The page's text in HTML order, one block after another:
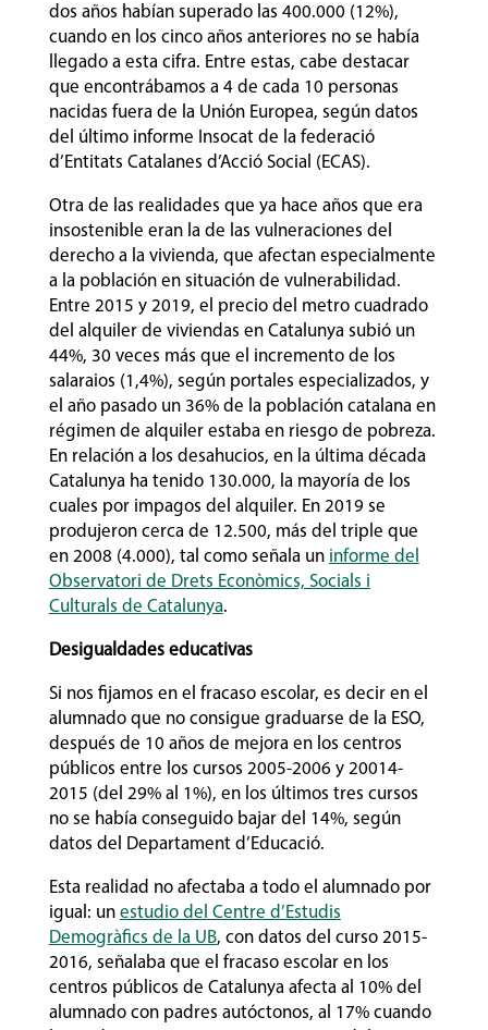
dos años habían superado las 400.000 (12%),
cuando en los cinco años anteriores no se había
llegado a esta cifra. Entre estas, cabe destacar
que encontrábamos a 4 de cada 10 personas
nacidas fuera de la Unión Europea, según datos
del último informe Insocat de la federació
d’Entitats Catalanes d’Acció Social (ECAS).
Otra de las realidades que ya hace años que era
insostenible eran la de las vulneraciones del
derecho a la vivienda, que afectan especialmente
a la población en situación de vulnerabilidad.
Entre 2015 y 2019, el precio del metro cuadrado
del alquiler de viviendas en Catalunya subió un
44%, 30 veces más que el incremento de los
salaraios (1,4%), según portales especializados, y
el año pasado un 36% de la población catalana en
régimen de alquiler estaba en riesgo de pobreza.
En relación a los desahucios, en la última década
Catalunya ha tenido 130.000, la mayoría de los
cuales por impagos del alquiler. En 2019 se
produjeron cerca de 12.500, más del triple que
en 2008 (4.000), tal como señala un informe del
Observatori de Drets Econòmics, Socials i
Culturals de Catalunya.
Desigualdades educativas
Si nos fijamos en el fracaso escolar, es decir en el
alumnado que no consigue graduarse de la ESO,
después de 10 años de mejora en los centros
públicos entre los cursos 2005-2006 y 20014-
2015 (del 29% al 1%), en los últimos tres cursos
no se había conseguido bajar del 14%, según
datos del Departament d’Educació.
Esta realidad no afectaba a todo el alumnado por
igual: un estudio del Centre d’Estudis
Demogràfics de la UB, con datos del curso 2015-
2016, señalaba que el fracaso escolar en los
centros públicos de Catalunya afecta al 10% del
alumnado con padres autóctonos, al 17% cuando